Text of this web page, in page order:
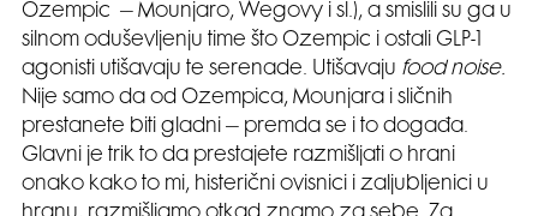
Ozempic – Mounjaro, Wegovy i sl.), a smislili su ga u
silnom oduševljenju time što Ozempic i ostali GLP-1
agonisti utišavaju te serenade. Utišavaju food noise.
Nije samo da od Ozempica, Mounjara i sličnih
prestanete biti gladni – premda se i to događa.
Glavni je trik to da prestajete razmišljati o hrani
onako kako to mi, histerični ovisnici i zaljubljenici u